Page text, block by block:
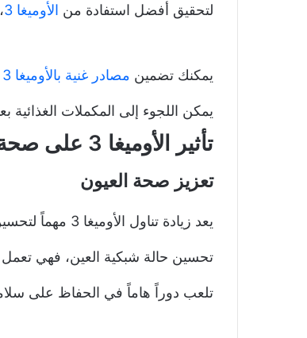
لتحقيق أفضل استفادة من الأوميغا 3
يمكنك تضمين مصادر غنية بالأوميغا 3
يمكن اللجوء إلى المكملات
تأثير الأوميغا 3 على صحة النساء
تعزيز صحة العيون
يعد زيادة تناول الأوميغا 3 مهماً لتحسين صحة العيون، تساهم الأحماض الدهنية في
تحسين حالة شبكية العين، فهي تعمل
تلعب دوراً هاماً في الحفاظ على